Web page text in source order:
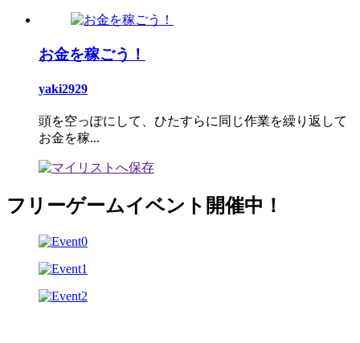
お金を稼ごう！
yaki2929
頭を空っぽにして、ひたすらに同じ作業を繰り返して
お金を稼...
フリーゲームイベント開催中！